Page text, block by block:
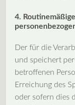
4.
Der für die
und speichert
betroffenen
Erreichung des
oder sofern dies